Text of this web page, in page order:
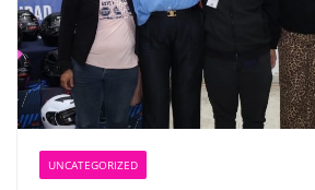
UNCATEGORIZED